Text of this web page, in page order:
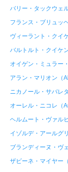
バリー・タックウェ
フランス・ブリュッ
ヴィーラント・クイ
バルトルト・クイケ
オイゲン・ミュラー
アラン・マリオン（
ニカノール・サバレ
オーレル・ニコレ（
ヘルムート・ヴァル
イゾルデ・アールグ
ブランディーヌ・ヴ
ザビーネ・マイヤー